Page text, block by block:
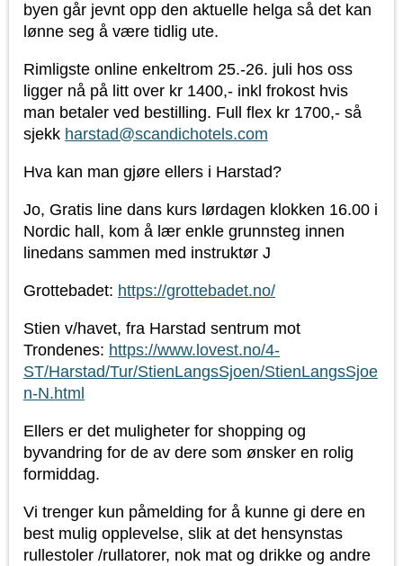
byen går jevnt opp den aktuelle helga så det kan
lønne seg å være tidlig ute.
Rimligste online enkeltrom 25.-26. juli hos oss
ligger nå på litt over kr 1400,- inkl frokost hvis
man betaler ved bestilling. Full flex kr 1700,- så
sjekk harstad@scandichotels.com
Hva kan man gjøre ellers i Harstad?
Jo, Gratis line dans kurs lørdagen klokken 16.00 i
Nordic hall, kom å lær enkle grunnsteg innen
linedans sammen med instruktør J
Grottebadet: https://grottebadet.no/
Stien v/havet, fra Harstad sentrum mot
Trondenes: https://www.lovest.no/4-
ST/Harstad/Tur/StienLangsSjoen/StienLangsSjoe
n-N.html
Ellers er det muligheter for shopping og
byvandring for de av dere som ønsker en rolig
formiddag.
Vi trenger kun påmelding for å kunne gi dere en
best mulig opplevelse, slik at det hensynstas
rullestoler /rullatorer, nok mat og drikke og andre